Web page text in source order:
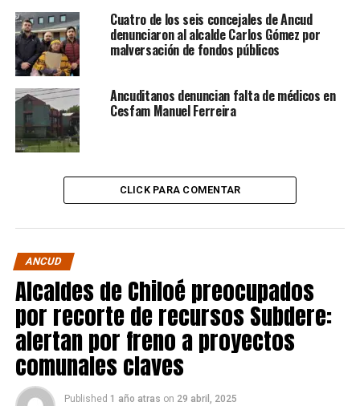
Cuatro de los seis concejales de Ancud
denunciaron al alcalde Carlos Gómez por
malversación de fondos públicos
Ancuditanos denuncian falta de médicos en
Cesfam Manuel Ferreira
CLICK PARA COMENTAR
ANCUD
Alcaldes de Chiloé preocupados
por recorte de recursos Subdere:
alertan por freno a proyectos
comunales claves
Published 1 año atras on 29 abril, 2025